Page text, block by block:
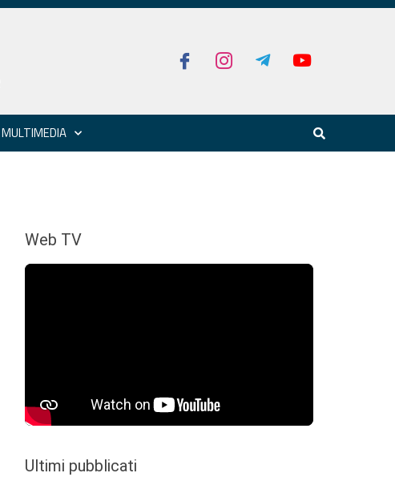
MULTIMEDIA
Web TV
Ultimi pubblicati